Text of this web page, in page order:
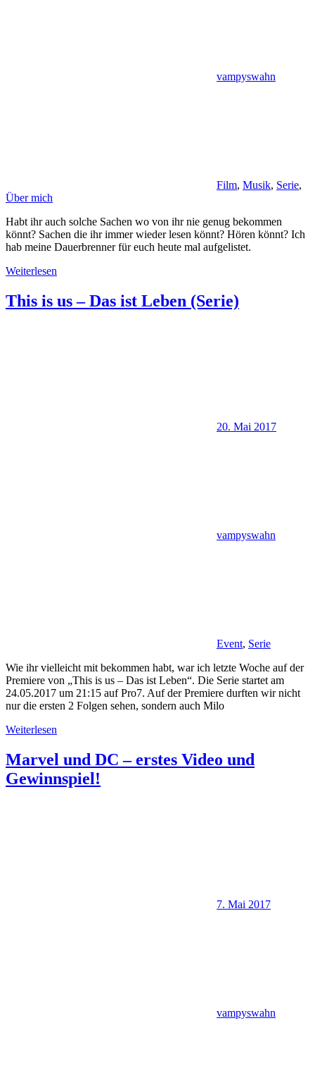
vampyswahn
Film, Musik, Serie,
Über mich
Habt ihr auch solche Sachen wo von ihr nie genug bekommen
könnt? Sachen die ihr immer wieder lesen könnt? Hören könnt? Ich
hab meine Dauerbrenner für euch heute mal aufgelistet.
Weiterlesen
This is us – Das ist Leben (Serie)
20. Mai 2017
vampyswahn
Event, Serie
Wie ihr vielleicht mit bekommen habt, war ich letzte Woche auf der
Premiere von „This is us – Das ist Leben“. Die Serie startet am
24.05.2017 um 21:15 auf Pro7. Auf der Premiere durften wir nicht
nur die ersten 2 Folgen sehen, sondern auch Milo
Weiterlesen
Marvel und DC – erstes Video und
Gewinnspiel!
7. Mai 2017
vampyswahn